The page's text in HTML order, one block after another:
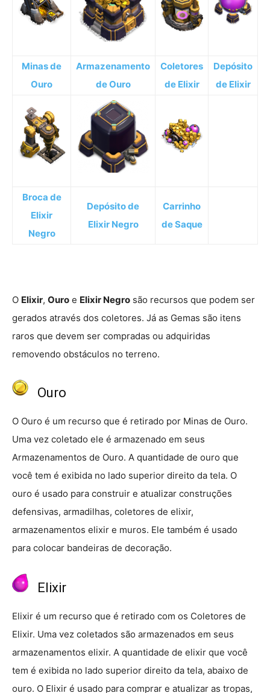
Minas de
Ouro
Armazenamento
de Ouro
Coletores
de Elixir
Depósito
de Elixir
Broca de
Elixir
Negro
Depósito de
Elixir Negro
Carrinho
de Saque
O Elixir, Ouro e Elixir Negro são recursos que podem ser
gerados através dos coletores. Já as Gemas são itens
raros que devem ser compradas ou adquiridas
removendo obstáculos no terreno.
Ouro
O Ouro é um recurso que é retirado por Minas de Ouro.
Uma vez coletado ele é armazenado em seus
Armazenamentos de Ouro. A quantidade de ouro que
você tem é exibida no lado superior direito da tela. O
ouro é usado para construir e atualizar construções
defensivas, armadilhas, coletores de elixir,
armazenamentos elixir e muros. Ele também é usado
para colocar bandeiras de decoração.
Elixir
Elixir é um recurso que é retirado com os Coletores de
Elixir. Uma vez coletados são armazenados em seus
armazenamentos elixir. A quantidade de elixir que você
tem é exibida no lado superior direito da tela, abaixo de
ouro. O Elixir é usado para comprar e atualizar as tropas,